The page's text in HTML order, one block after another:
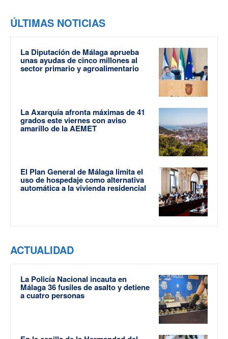
ÚLTIMAS NOTICIAS
La Diputación de Málaga aprueba
unas ayudas de cinco millones al
sector primario y agroalimentario
La Axarquía afronta máximas de 41
grados este viernes con aviso
amarillo de la AEMET
El Plan General de Málaga limita el
uso de hospedaje como alternativa
automática a la vivienda residencial
ACTUALIDAD
La Policía Nacional incauta en
Málaga 36 fusiles de asalto y detiene
a cuatro personas